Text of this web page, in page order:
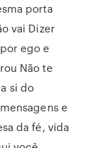
porta
vai Dizer
ego e
Não te
si do
e
da fé, vida